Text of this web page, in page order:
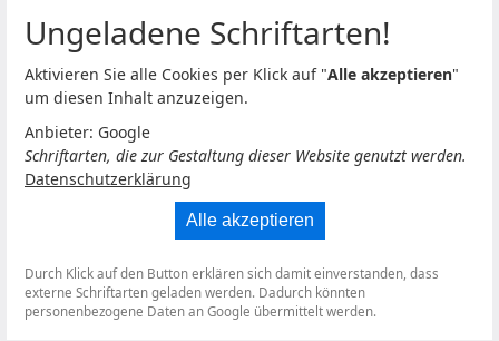
Ungeladene Schriftarten!
Aktivieren Sie alle Cookies per Klick auf "Alle akzeptieren"
um diesen Inhalt anzuzeigen.
Anbieter: Google
Schriftarten, die zur Gestaltung dieser Website genutzt werden.
Datenschutzerklärung
Alle akzeptieren
Durch Klick auf den Button erklären sich damit einverstanden, dass
externe Schriftarten geladen werden. Dadurch könnten
personenbezogene Daten an Google übermittelt werden.